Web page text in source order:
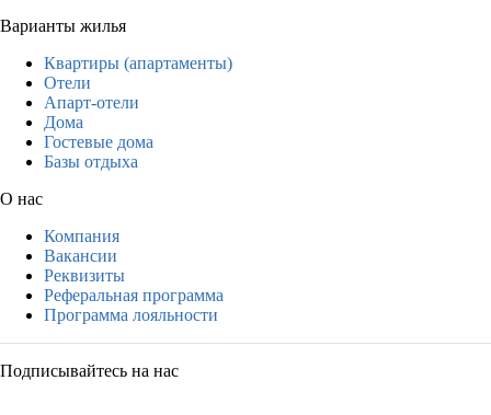
Варианты жилья
Квартиры (апартаменты)
Отели
Апарт-отели
Дома
Гостевые дома
Базы отдыха
О нас
Компания
Вакансии
Реквизиты
Реферальная программа
Программа лояльности
Подписывайтесь на нас